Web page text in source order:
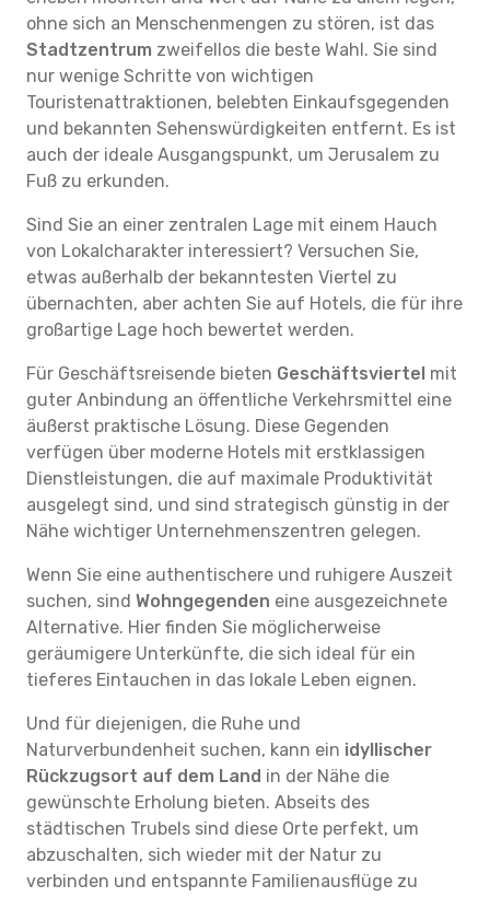
ohne sich an Menschenmengen zu stören, ist das
Stadtzentrum zweifellos die beste Wahl. Sie sind
nur wenige Schritte von wichtigen
Touristenattraktionen, belebten Einkaufsgegenden
und bekannten Sehenswürdigkeiten entfernt. Es ist
auch der ideale Ausgangspunkt, um Jerusalem zu
Fuß zu erkunden.
Sind Sie an einer zentralen Lage mit einem Hauch
von Lokalcharakter interessiert? Versuchen Sie,
etwas außerhalb der bekanntesten Viertel zu
übernachten, aber achten Sie auf Hotels, die für ihre
großartige Lage hoch bewertet werden.
Für Geschäftsreisende bieten Geschäftsviertel mit
guter Anbindung an öffentliche Verkehrsmittel eine
äußerst praktische Lösung. Diese Gegenden
verfügen über moderne Hotels mit erstklassigen
Dienstleistungen, die auf maximale Produktivität
ausgelegt sind, und sind strategisch günstig in der
Nähe wichtiger Unternehmenszentren gelegen.
Wenn Sie eine authentischere und ruhigere Auszeit
suchen, sind Wohngegenden eine ausgezeichnete
Alternative. Hier finden Sie möglicherweise
geräumigere Unterkünfte, die sich ideal für ein
tieferes Eintauchen in das lokale Leben eignen.
Und für diejenigen, die Ruhe und
Naturverbundenheit suchen, kann ein idyllischer
Rückzugsort auf dem Land in der Nähe die
gewünschte Erholung bieten. Abseits des
städtischen Trubels sind diese Orte perfekt, um
abzuschalten, sich wieder mit der Natur zu
verbinden und entspannte Familienausflüge zu